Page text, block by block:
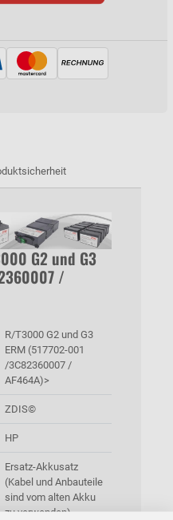
G2 und G3
/
R/T3000 G2 und G3
ERM (517702-001
/3C82360007 /
AF464A)>
ZDIS©
HP
Ersatz-Akkusatz
(Kabel und Anbauteile
sind vom alten Akku
zu verwenden)